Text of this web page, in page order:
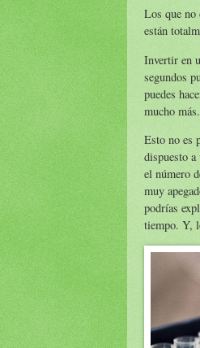
Los que no
están
Invertir en
segundos
puedes
mucho más.
Esto no es
dispuesto
el número
muy
podrías
tiempo. Y,